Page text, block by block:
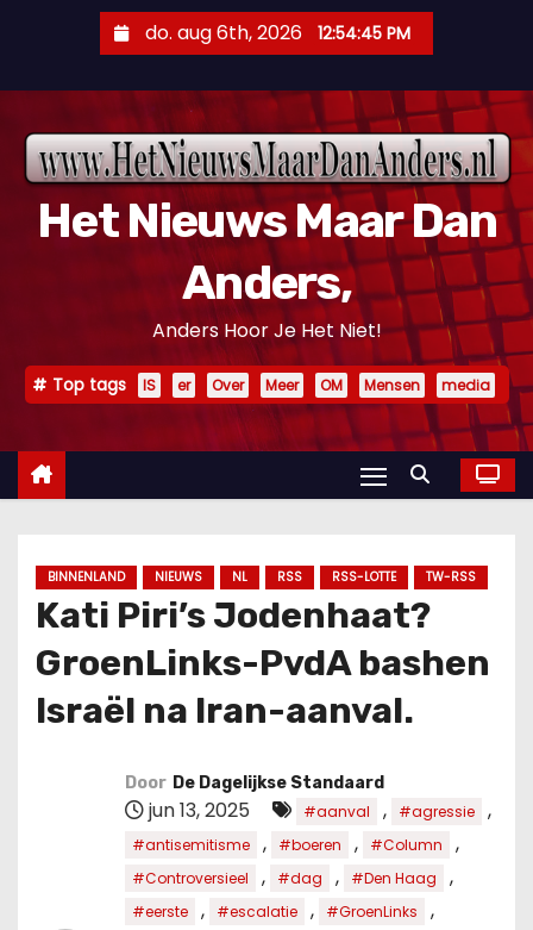
n
do. aug 6th, 2026 12:54:46 PM
Het Nieuws Maar Dan
Anders,
Anders Hoor Je Het Niet!
Top tags IS er Over Meer OM Mensen media
BINNENLAND NIEUWS NL RSS RSS-LOTTE TW-RSS
Kati Piri’s Jodenhaat?
GroenLinks-PvdA bashen
Israël na Iran-aanval.
Door De Dagelijkse Standaard
jun 13, 2025 #aanval , #agressie ,
#antisemitisme , #boeren , #Column ,
#Controversieel , #dag , #Den Haag ,
#eerste , #escalatie , #GroenLinks ,